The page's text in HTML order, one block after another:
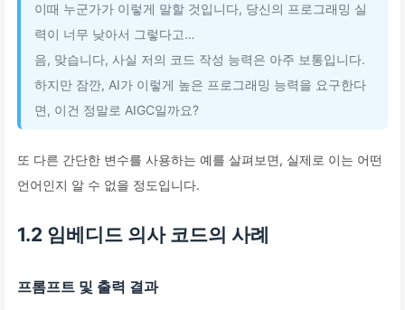
이때 누군가가 이렇게 말할 것입니다, 당신의 프로그래밍 실
력이 너무 낮아서 그렇다고…
음, 맞습니다, 사실 저의 코드 작성 능력은 아주 보통입니다.
하지만 잠깐, AI가 이렇게 높은 프로그래밍 능력을 요구한다
면, 이건 정말로 AIGC일까요?
또 다른 간단한 변수를 사용하는 예를 살펴보면, 실제로 이는 어떤
언어인지 알 수 없을 정도입니다.
1.2 임베디드 의사 코드의 사례
프롬프트 및 출력 결과